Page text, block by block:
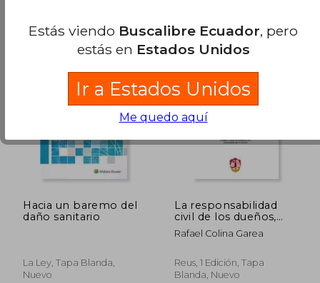
45%
dcto.
$ 175.08
$ 96.29
45% $
Hacia un baremo del
daño sanitario
La Ley, Tapa Blanda,
Nuevo
La responsabilidad
civil de los dueños,
poseedores y
usuarios de animales:
interpretación
jurisprudencial del art.
Rafael Colina Garea
Reus, 1 Edición, Tapa
Blanda, Nuevo
Estás viendo Buscalibre Ecuador, pero
estás en Estados Unidos
Ir a Estados Unidos
Me quedo aquí